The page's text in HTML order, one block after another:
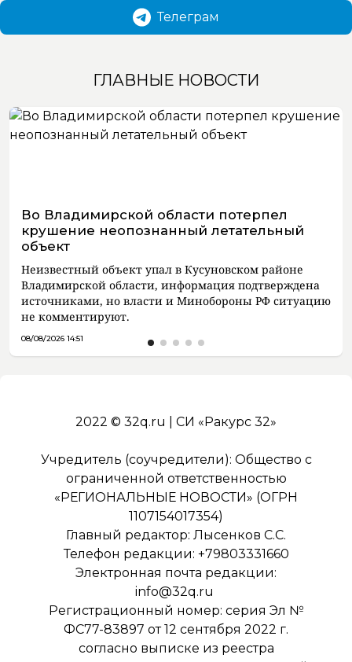
Телеграм
ГЛАВНЫЕ НОВОСТИ
Во Владимирской области потерпел
крушение неопознанный летательный
объект
Неизвестный объект упал в Кусуновском районе
Владимирской области, информация подтверждена
источниками, но власти и Минобороны РФ ситуацию
не комментируют.
08/08/2026 14:51
2022 © 32q.ru | СИ «Ракурс 32»
Учредитель (соучредители): Общество с
ограниченной ответственностью
«РЕГИОНАЛЬНЫЕ НОВОСТИ» (ОГРН
1107154017354)
Главный редактор: Лысенков С.С.
Телефон редакции: +79803331660
Электронная почта редакции:
info@32q.ru
Регистрационный номер: серия Эл №
ФС77-83897 от 12 сентября 2022 г.
согласно выписке из реестра